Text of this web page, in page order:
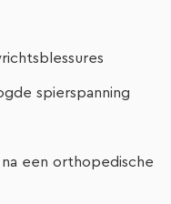
spierspanning
een orthopedische